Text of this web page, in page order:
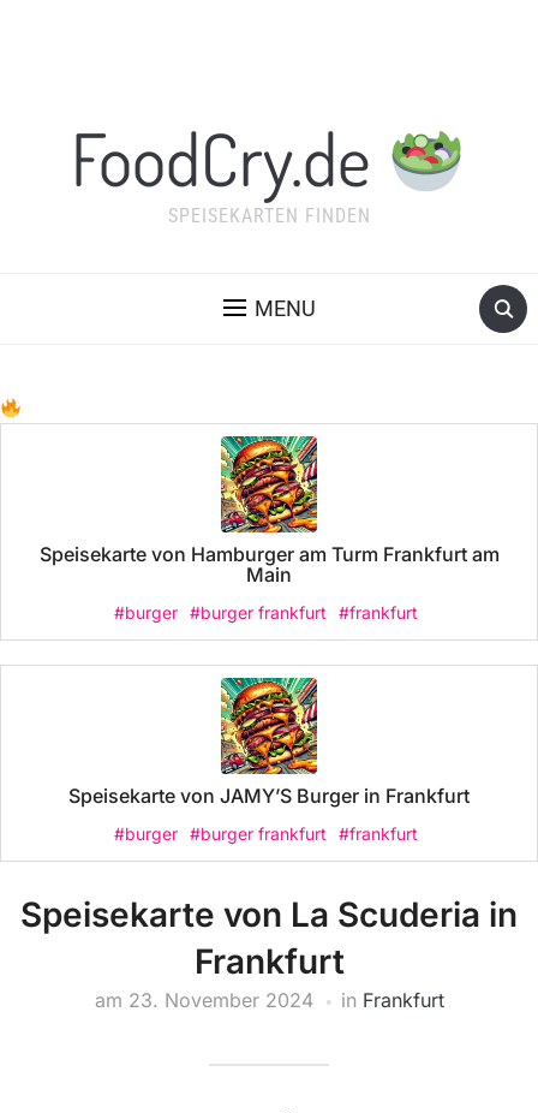
FoodCry.de
SPEISEKARTEN FINDEN
MENU
Speisekarte von Hamburger am Turm Frankfurt am
Main
#burger #burger frankfurt #frankfurt
Speisekarte von JAMY’S Burger in Frankfurt
#burger #burger frankfurt #frankfurt
Speisekarte von La Scuderia in
Frankfurt
am 23. November 2024 in Frankfurt